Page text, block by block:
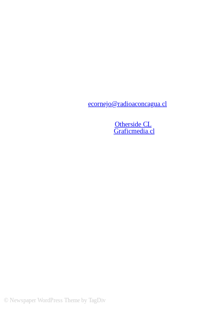
ecornejo@radioaconcagua.cl
Otherside CL
Graficmedia.cl
© Newspaper WordPress Theme by TagDiv